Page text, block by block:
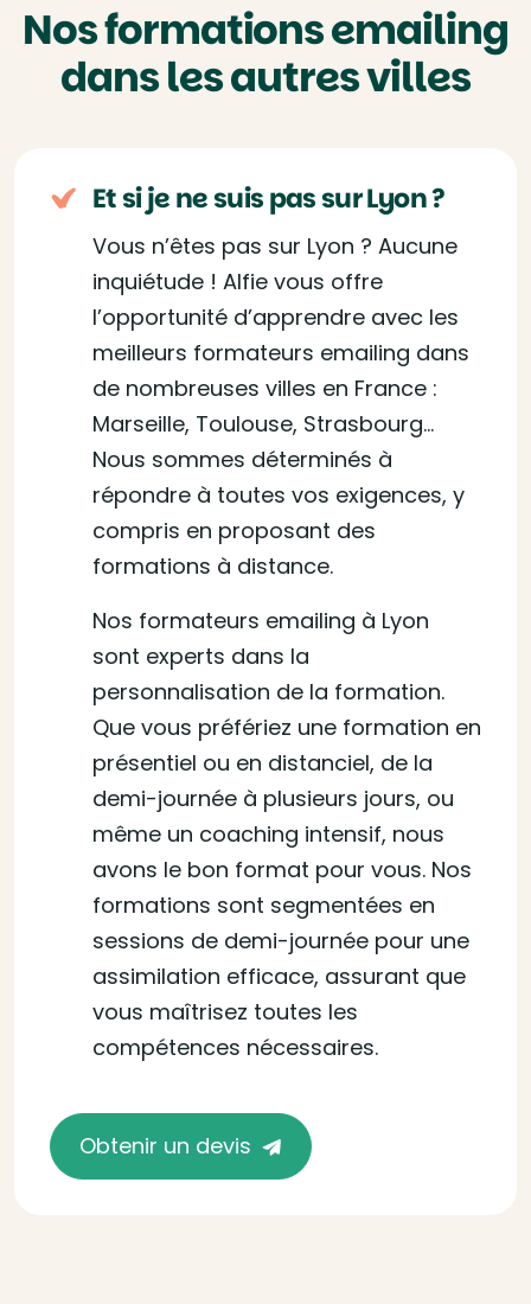
Nos formations emailing
dans les autres villes
Et si je ne suis pas sur Lyon ?
Vous n’êtes pas sur Lyon ? Aucune
inquiétude ! Alfie vous offre
l’opportunité d’apprendre avec les
meilleurs formateurs emailing dans
de nombreuses villes en France :
Marseille, Toulouse, Strasbourg…
Nous sommes déterminés à
répondre à toutes vos exigences, y
compris en proposant des
formations à distance.
Nos formateurs emailing à Lyon
sont experts dans la
personnalisation de la formation.
Que vous préfériez une formation en
présentiel ou en distanciel, de la
demi-journée à plusieurs jours, ou
même un coaching intensif, nous
avons le bon format pour vous. Nos
formations sont segmentées en
sessions de demi-journée pour une
assimilation efficace, assurant que
vous maîtrisez toutes les
compétences nécessaires.
Obtenir un devis